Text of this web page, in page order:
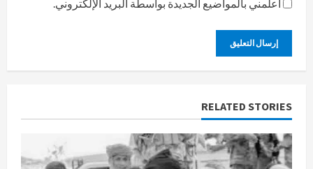
أعلمني بالمواضيع الجديدة بواسطة البريد الإلكتروني.
RELATED STORIES